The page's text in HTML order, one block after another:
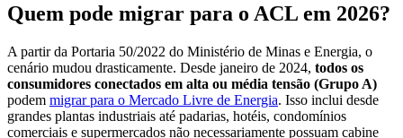
Quem pode migrar para o ACL em 2026?
A partir da Portaria 50/2022 do Ministério de Minas e Energia, o
cenário mudou drasticamente. Desde janeiro de 2024, todos os
consumidores conectados em alta ou média tensão (Grupo A)
podem migrar para o Mercado Livre de Energia. Isso inclui desde
grandes plantas industriais até padarias, hotéis, condomínios
comerciais e supermercados não necessariamente possuam cabine